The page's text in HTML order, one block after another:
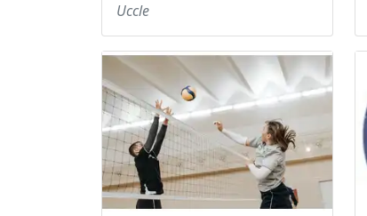
Uccle